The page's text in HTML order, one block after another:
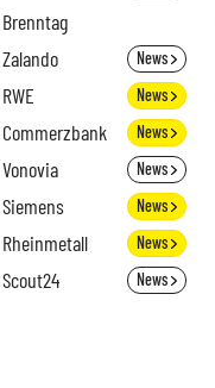
Brenntag
Zalando News
RWE News
Commerzbank News
Vonovia News
Siemens News
Rheinmetall News
Scout24 News